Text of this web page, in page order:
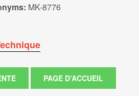
MK-8776